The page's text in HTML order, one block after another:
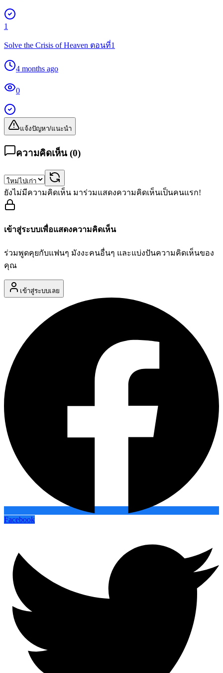
1
Solve the Crisis of Heaven ตอนที่1
4 months ago
0
แจ้งปัญหา/แนะนำ
ความคิดเห็น (0)
ยังไม่มีความคิดเห็น มาร่วมแสดงความคิดเห็นเป็นคนแรก!
เข้าสู่ระบบเพื่อแสดงความคิดเห็น
ร่วมพูดคุยกับแฟนๆ มังงะคนอื่นๆ และแบ่งปันความคิดเห็นของ
คุณ
เข้าสู่ระบบเลย
Facebook